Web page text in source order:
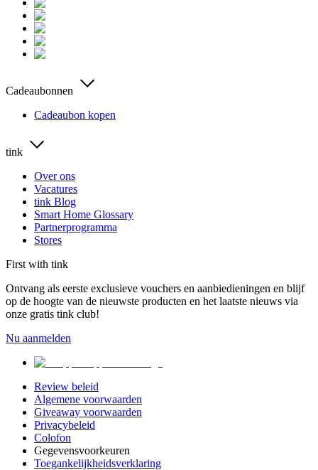
Cadeaubonnen
Cadeaubon kopen
tink
Over ons
Vacatures
tink Blog
Smart Home Glossary
Partnerprogramma
Stores
First with tink
Ontvang als eerste exclusieve vouchers en aanbiedieningen en blijf
op de hoogte van de nieuwste producten en het laatste nieuws via
onze gratis tink club!
Nu aanmelden
Review beleid
Algemene voorwaarden
Giveaway voorwaarden
Privacybeleid
Colofon
Gegevensvoorkeuren
Toegankelijkheidsverklaring